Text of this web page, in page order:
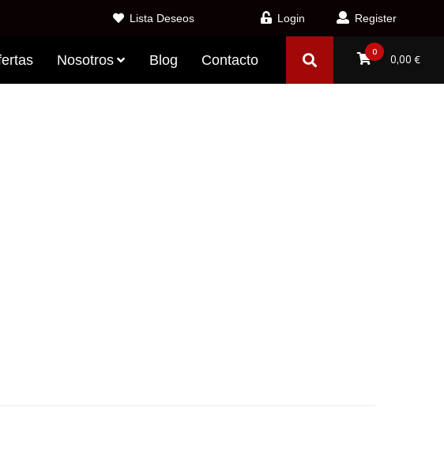
Lista Deseos Login Register
0
0,00 €
Nosotros Blog Contacto